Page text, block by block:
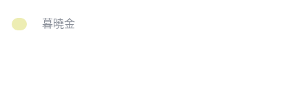
暮曉金